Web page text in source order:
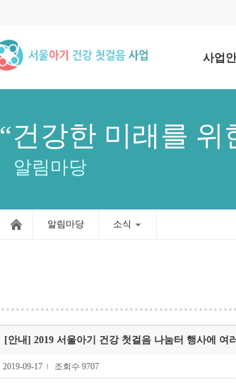
사업
“건강한 미래를 위
알림마당
알림마당 소식
[안내] 2019 서울아기 건강 첫걸음 나눔터 행사에 여
2019-09-17 l 조회수 9707